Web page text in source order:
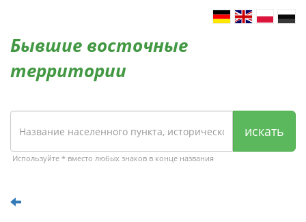
Бывшие восточные
территории
искать
Используйте * вместо любых знаков в конце названия